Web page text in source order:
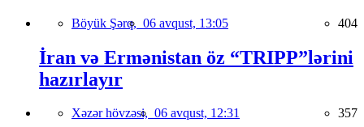
Böyük Şərq, 06 avqust, 13:05 404
İran və Ermənistan öz “TRIPP”lərini
hazırlayır
Xəzər hövzəsi, 06 avqust, 12:31 357